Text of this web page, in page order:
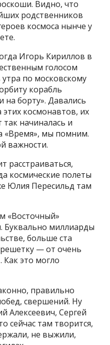
Видно, что
родственников
космоса нынче у
Игорь Кириллов в
голосом
по московскому
корабль
на борту». Давались
космонавтов, их
начиналась и
«Время», мы помним.
важности.
расстраиваться,
космические полеты
Юлия Пересильд там
«Восточный»
Буквально миллиарды
больше ста
— от очень
это могло
правильно
свершений. Ну
Алексеевич, Сергей
сейчас там творится,
не выжили,